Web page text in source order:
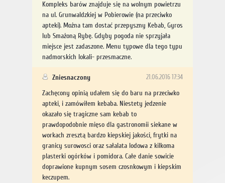
Kompleks barów znajduje się na wolnym powietrzu
na ul. Grunwaldzkiej w Pobierowie (na przeciwko
apteki). Można tam dostać przepyszny Kebab, Gyros
lub Smażoną Rybę. Gdyby pogoda nie sprzyjała
miejsce jest zadaszone. Menu typowe dla tego typu
nadmorskich lokali- przesmaczne.
21.06.2016 17:34
Zniesnaczony
Zachęcony opinią udałem się do baru na przeciwko
apteki, i zamówiłem kebaba. Niestety jedzenie
okazało się tragiczne sam kebab to
prawdopodobnie mięso dla gastronomii siekane w
workach zresztą bardzo kiepskiej jakości, frytki na
granicy surowosci oraz sałalata lodowa z kilkoma
plasterki ogórków i pomidora. Całe danie sowicie
doprawione kupnym sosem czosnkowym i kiepskim
keczupem.